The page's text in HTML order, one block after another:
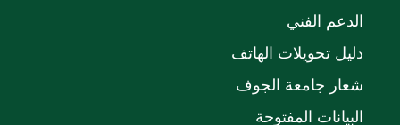
الدعم الفني
دليل تحويلات الهاتف
شعار جامعة الجوف
البيانات المفتوحة